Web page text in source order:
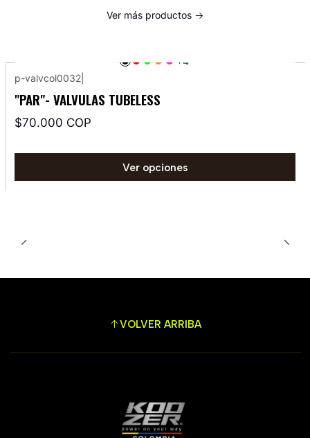
Ver más productos
+4
p-valvcol0032
"PAR"- VALVULAS TUBELESS
$70.000 COP
Ver opciones
VOLVER ARRIBA